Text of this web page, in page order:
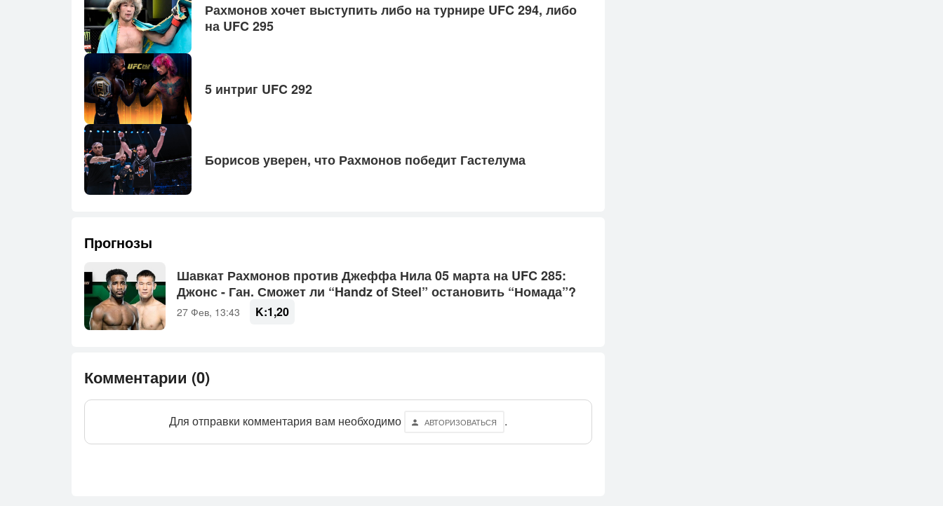
Рах­мо­нов хо­чет выс­ту­пить ли­бо на тур­ни­ре UFC 294, ли­бо
на UFC 295
5 инт­риг UFC 292
Бо­рисов уве­рен, что Рах­мо­нов по­бедит Гас­те­лума
Прогнозы
Шав­кат Рах­мо­нов про­тив Джеф­фа Ни­ла 05 мар­та на UFC 285:
Джонс - Ган. Смо­жет ли “Handz of Ste­el” ос­та­новить “Но­мада”?
27 Фев, 13:43 K:1,20
Комментарии (0)
Для отправки комментария вам необходимо АВТОРИЗОВАТЬСЯ .